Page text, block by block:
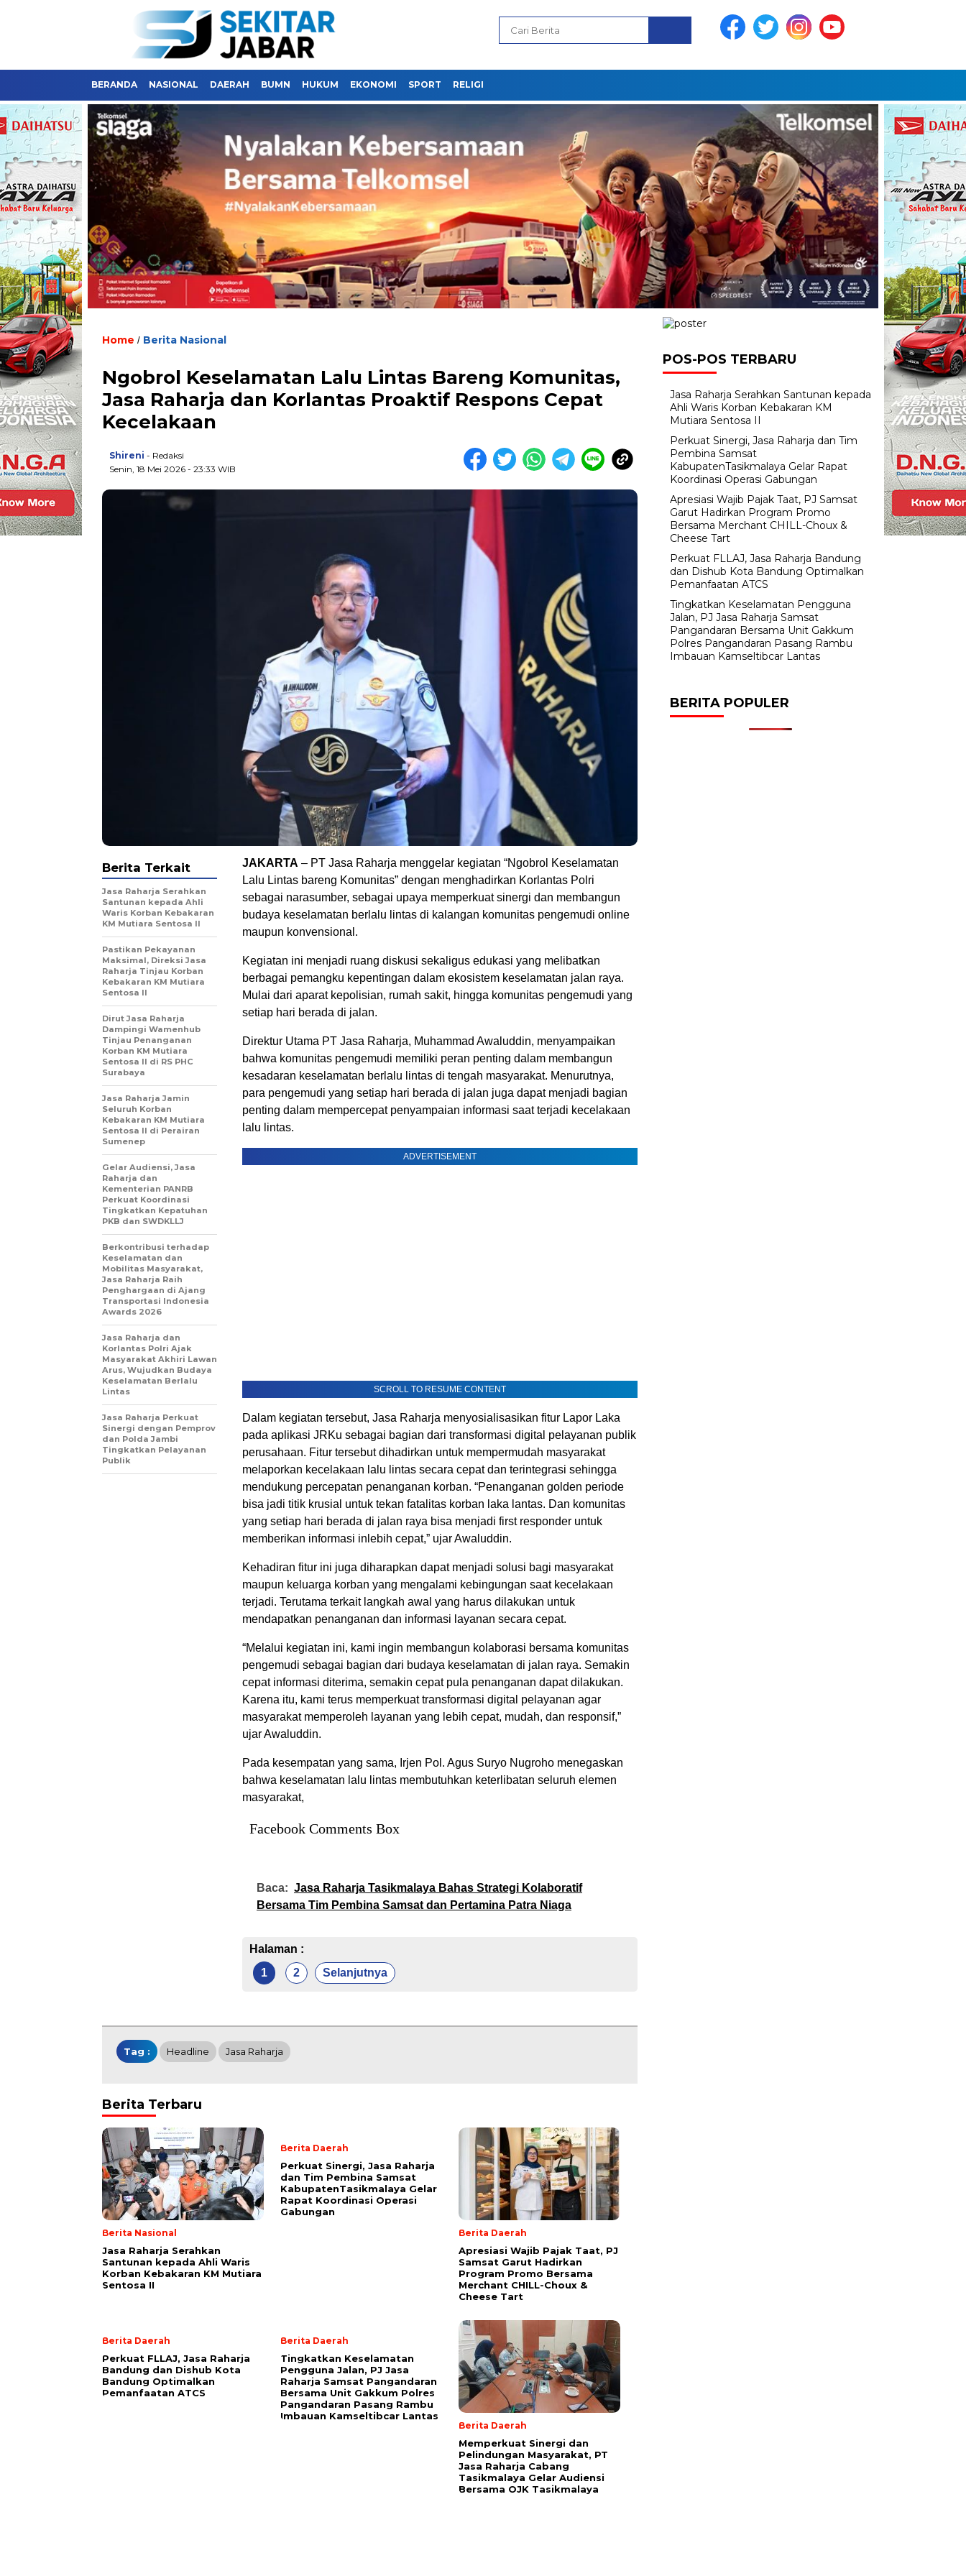
BERANDA NASIONAL DAERAH BUMN HUKUM EKONOMI SPORT RELIGI
Home / Berita Nasional
Ngobrol Keselamatan Lalu Lintas Bareng Komunitas,
Jasa Raharja dan Korlantas Proaktif Respons Cepat
Kecelakaan
Shireni - Redaksi
Senin, 18 Mei 2026 - 23:33 WIB
JAKARTA – PT Jasa Raharja menggelar kegiatan “Ngobrol Keselamatan
Lalu Lintas bareng Komunitas” dengan menghadirkan Korlantas Polri
sebagai narasumber, sebagai upaya memperkuat sinergi dan membangun
budaya keselamatan berlalu lintas di kalangan komunitas pengemudi online
maupun konvensional.
Kegiatan ini menjadi ruang diskusi sekaligus edukasi yang melibatkan
berbagai pemangku kepentingan dalam ekosistem keselamatan jalan raya.
Mulai dari aparat kepolisian, rumah sakit, hingga komunitas pengemudi yang
setiap hari berada di jalan.
Direktur Utama PT Jasa Raharja, Muhammad Awaluddin, menyampaikan
bahwa komunitas pengemudi memiliki peran penting dalam membangun
kesadaran keselamatan berlalu lintas di tengah masyarakat. Menurutnya,
para pengemudi yang setiap hari berada di jalan juga dapat menjadi bagian
penting dalam mempercepat penyampaian informasi saat terjadi kecelakaan
lalu lintas.
ADVERTISEMENT
SCROLL TO RESUME CONTENT
Dalam kegiatan tersebut, Jasa Raharja menyosialisasikan fitur Lapor Laka
pada aplikasi JRKu sebagai bagian dari transformasi digital pelayanan publik
perusahaan. Fitur tersebut dihadirkan untuk mempermudah masyarakat
melaporkan kecelakaan lalu lintas secara cepat dan terintegrasi sehingga
mendukung percepatan penanganan korban. “Penanganan golden periode
bisa jadi titik krusial untuk tekan fatalitas korban laka lantas. Dan komunitas
yang setiap hari berada di jalan raya bisa menjadi first responder untuk
memberikan informasi inlebih cepat,” ujar Awaluddin.
Kehadiran fitur ini juga diharapkan dapat menjadi solusi bagi masyarakat
maupun keluarga korban yang mengalami kebingungan saat kecelakaan
terjadi. Terutama terkait langkah awal yang harus dilakukan untuk
mendapatkan penanganan dan informasi layanan secara cepat.
“Melalui kegiatan ini, kami ingin membangun kolaborasi bersama komunitas
pengemudi sebagai bagian dari budaya keselamatan di jalan raya. Semakin
cepat informasi diterima, semakin cepat pula penanganan dapat dilakukan.
Karena itu, kami terus memperkuat transformasi digital pelayanan agar
masyarakat memperoleh layanan yang lebih cepat, mudah, dan responsif,”
ujar Awaluddin.
Pada kesempatan yang sama, Irjen Pol. Agus Suryo Nugroho menegaskan
bahwa keselamatan lalu lintas membutuhkan keterlibatan seluruh elemen
masyarakat,
Facebook Comments Box
Baca: Jasa Raharja Tasikmalaya Bahas Strategi Kolaboratif
Bersama Tim Pembina Samsat dan Pertamina Patra Niaga
Halaman :
1
2 Selanjutnya
Berita Terkait
Jasa Raharja Serahkan
Santunan kepada Ahli
Waris Korban Kebakaran
KM Mutiara Sentosa II
Pastikan Pekayanan
Maksimal, Direksi Jasa
Raharja Tinjau Korban
Kebakaran KM Mutiara
Sentosa II
Dirut Jasa Raharja
Dampingi Wamenhub
Tinjau Penanganan
Korban KM Mutiara
Sentosa II di RS PHC
Surabaya
Jasa Raharja Jamin
Seluruh Korban
Kebakaran KM Mutiara
Sentosa II di Perairan
Sumenep
Gelar Audiensi, Jasa
Raharja dan
Kementerian PANRB
Perkuat Koordinasi
Tingkatkan Kepatuhan
PKB dan SWDKLLJ
Berkontribusi terhadap
Keselamatan dan
Mobilitas Masyarakat,
Jasa Raharja Raih
Penghargaan di Ajang
Transportasi Indonesia
Awards 2026
Jasa Raharja dan
Korlantas Polri Ajak
Masyarakat Akhiri Lawan
Arus, Wujudkan Budaya
Keselamatan Berlalu
Lintas
Jasa Raharja Perkuat
Sinergi dengan Pemprov
dan Polda Jambi
Tingkatkan Pelayanan
Publik
Tag : Headline Jasa Raharja
Berita Terbaru
Berita Nasional
Jasa Raharja Serahkan
Santunan kepada Ahli Waris
Korban Kebakaran KM Mutiara
Sentosa II
Berita Daerah
Perkuat Sinergi, Jasa Raharja
dan Tim Pembina Samsat
KabupatenTasikmalaya Gelar
Rapat Koordinasi Operasi
Gabungan
Berita Daerah
Apresiasi Wajib Pajak Taat, PJ
Samsat Garut Hadirkan
Program Promo Bersama
Merchant CHILL-Choux &
Cheese Tart
Berita Daerah
Perkuat FLLAJ, Jasa Raharja
Bandung dan Dishub Kota
Bandung Optimalkan
Pemanfaatan ATCS
Berita Daerah
Tingkatkan Keselamatan
Pengguna Jalan, PJ Jasa
Raharja Samsat Pangandaran
Bersama Unit Gakkum Polres
Pangandaran Pasang Rambu
Imbauan Kamseltibcar Lantas
Berita Daerah
Memperkuat Sinergi dan
Pelindungan Masyarakat, PT
Jasa Raharja Cabang
Tasikmalaya Gelar Audiensi
Bersama OJK Tasikmalaya
POS-POS TERBARU
Jasa Raharja Serahkan Santunan kepada
Ahli Waris Korban Kebakaran KM
Mutiara Sentosa II
Perkuat Sinergi, Jasa Raharja dan Tim
Pembina Samsat
KabupatenTasikmalaya Gelar Rapat
Koordinasi Operasi Gabungan
Apresiasi Wajib Pajak Taat, PJ Samsat
Garut Hadirkan Program Promo
Bersama Merchant CHILL-Choux &
Cheese Tart
Perkuat FLLAJ, Jasa Raharja Bandung
dan Dishub Kota Bandung Optimalkan
Pemanfaatan ATCS
Tingkatkan Keselamatan Pengguna
Jalan, PJ Jasa Raharja Samsat
Pangandaran Bersama Unit Gakkum
Polres Pangandaran Pasang Rambu
Imbauan Kamseltibcar Lantas
BERITA POPULER